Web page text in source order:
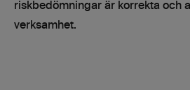
riskbedömningar är korrekta och
verksamhet.